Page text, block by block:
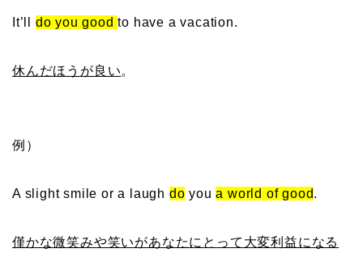
It’ll do you goodto have a vacation.
休んだほうが良い。
例）
A slight smile or a laugh do youa world of good.
僅かな微笑みや笑いがあなたにとって大変利益になる